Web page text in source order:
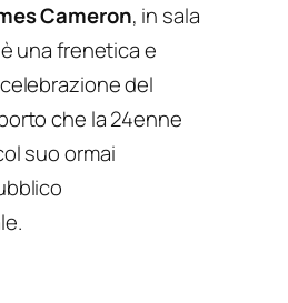
Cameron, in sala
una frenetica e
del
che la 24enne
suo ormai